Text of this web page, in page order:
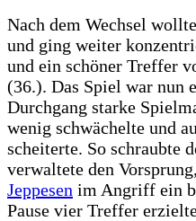
Nach dem Wechsel
und ging weiter
und ein schöner Treffer
(36.). Das Spiel war nun
Durchgang starke
wenig schwächelte und
scheiterte. So schraubte
verwaltete den
Jeppesen im Angriff ein
Pause vier Treffer